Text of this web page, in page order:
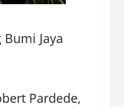
Jaya
Pardede,